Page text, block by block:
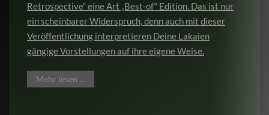
Retrospective“ eine Art „Best-of“ Edition. Das ist nur
ein scheinbarer Widerspruch, denn auch mit dieser
Veröffentlichung interpretieren Deine Lakaien
gängige Vorstellungen auf ihre eigene Weise.
Mehr lesen …